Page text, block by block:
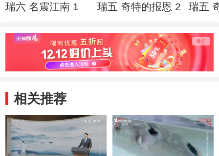
瑞六 名震江南 1
瑞五 奇特的报恩 2
瑞五
相关推荐